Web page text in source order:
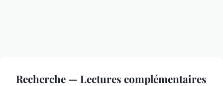
Recherche — Lectures complémentaires